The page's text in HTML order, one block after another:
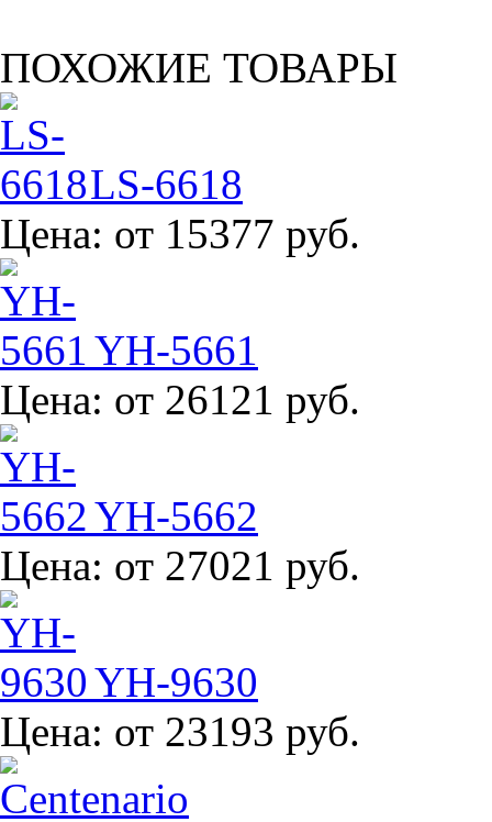
ПОХОЖИЕ ТОВАРЫ
LS-6618
Цена: от 15377 руб.
YH-5661
Цена: от 26121 руб.
YH-5662
Цена: от 27021 руб.
YH-9630
Цена: от 23193 руб.